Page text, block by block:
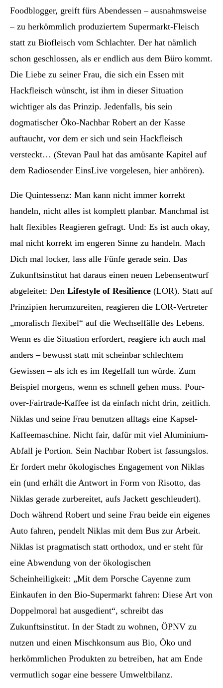
Foodblogger, greift fürs Abendessen – ausnahmsweise
– zu herkömmlich produziertem Supermarkt-Fleisch
statt zu Biofleisch vom Schlachter. Der hat nämlich
schon geschlossen, als er endlich aus dem Büro kommt.
Die Liebe zu seiner Frau, die sich ein Essen mit
Hackfleisch wünscht, ist ihm in dieser Situation
wichtiger als das Prinzip. Jedenfalls, bis sein
dogmatischer Öko-Nachbar Robert an der Kasse
auftaucht, vor dem er sich und sein Hackfleisch
versteckt… (Stevan Paul hat das amüsante Kapitel auf
dem Radiosender EinsLive vorgelesen, hier anhören).
Die Quintessenz: Man kann nicht immer korrekt
handeln, nicht alles ist komplett planbar. Manchmal ist
halt flexibles Reagieren gefragt. Und: Es ist auch okay,
mal nicht korrekt im engeren Sinne zu handeln. Mach
Dich mal locker, lass alle Fünfe gerade sein. Das
Zukunftsinstitut hat daraus einen neuen Lebensentwurf
abgeleitet: Den Lifestyle of Resilience (LOR). Statt auf
Prinzipien herumzureiten, reagieren die LOR-Vertreter
„moralisch flexibel“ auf die Wechselfälle des Lebens.
Wenn es die Situation erfordert, reagiere ich auch mal
anders – bewusst statt mit scheinbar schlechtem
Gewissen – als ich es im Regelfall tun würde. Zum
Beispiel morgens, wenn es schnell gehen muss. Pour-
over-Fairtrade-Kaffee ist da einfach nicht drin, zeitlich.
Niklas und seine Frau benutzen alltags eine Kapsel-
Kaffeemaschine. Nicht fair, dafür mit viel Aluminium-
Abfall je Portion. Sein Nachbar Robert ist fassungslos.
Er fordert mehr ökologisches Engagement von Niklas
ein (und erhält die Antwort in Form von Risotto, das
Niklas gerade zurbereitet, aufs Jackett geschleudert).
Doch während Robert und seine Frau beide ein eigenes
Auto fahren, pendelt Niklas mit dem Bus zur Arbeit.
Niklas ist pragmatisch statt orthodox, und er steht für
eine Abwendung von der ökologischen
Scheinheiligkeit: „Mit dem Porsche Cayenne zum
Einkaufen in den Bio-Supermarkt fahren: Diese Art von
Doppelmoral hat ausgedient“, schreibt das
Zukunftsinstitut. In der Stadt zu wohnen, ÖPNV zu
nutzen und einen Mischkonsum aus Bio, Öko und
herkömmlichen Produkten zu betreiben, hat am Ende
vermutlich sogar eine bessere Umweltbilanz.